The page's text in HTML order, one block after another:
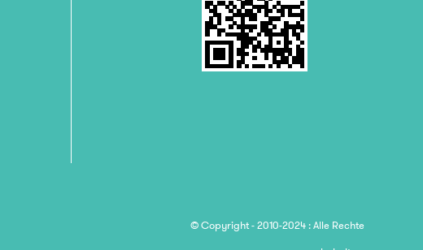
© Copyright - 2010-2024 : Alle Rechte